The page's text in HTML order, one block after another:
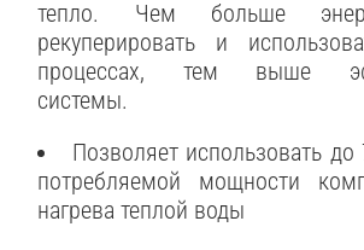
тепло. Чем больше
рекуперировать и
процессах, тем выше
системы.
Позволяет использовать
потребляемой мощности
нагрева теплой воды